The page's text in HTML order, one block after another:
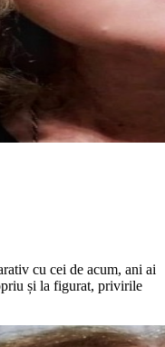
cu cei de acum, ani ai
și la figurat, privirile